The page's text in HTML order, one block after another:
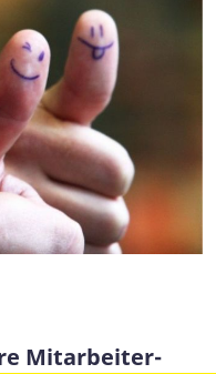
Mitarbeiter-